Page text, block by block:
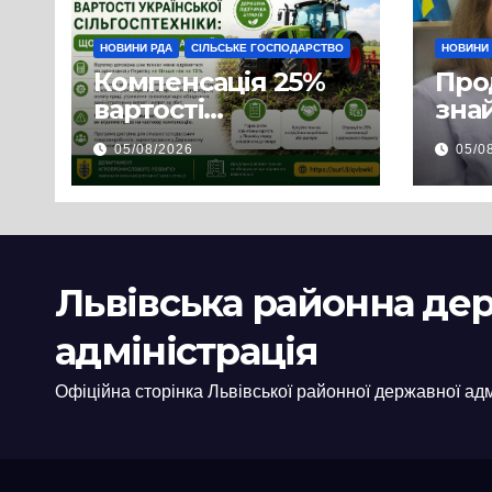
НОВИНИ РДА СІЛЬСЬКЕ ГОСПОДАРСТВО
Компенсація 25%
вартості
української
сільгосптехніки:
що змінилося для
05/08/2026
НОВИНИ
05/
Львівська районна
адміністрація
Офіційна сторінка Львівської районної державної